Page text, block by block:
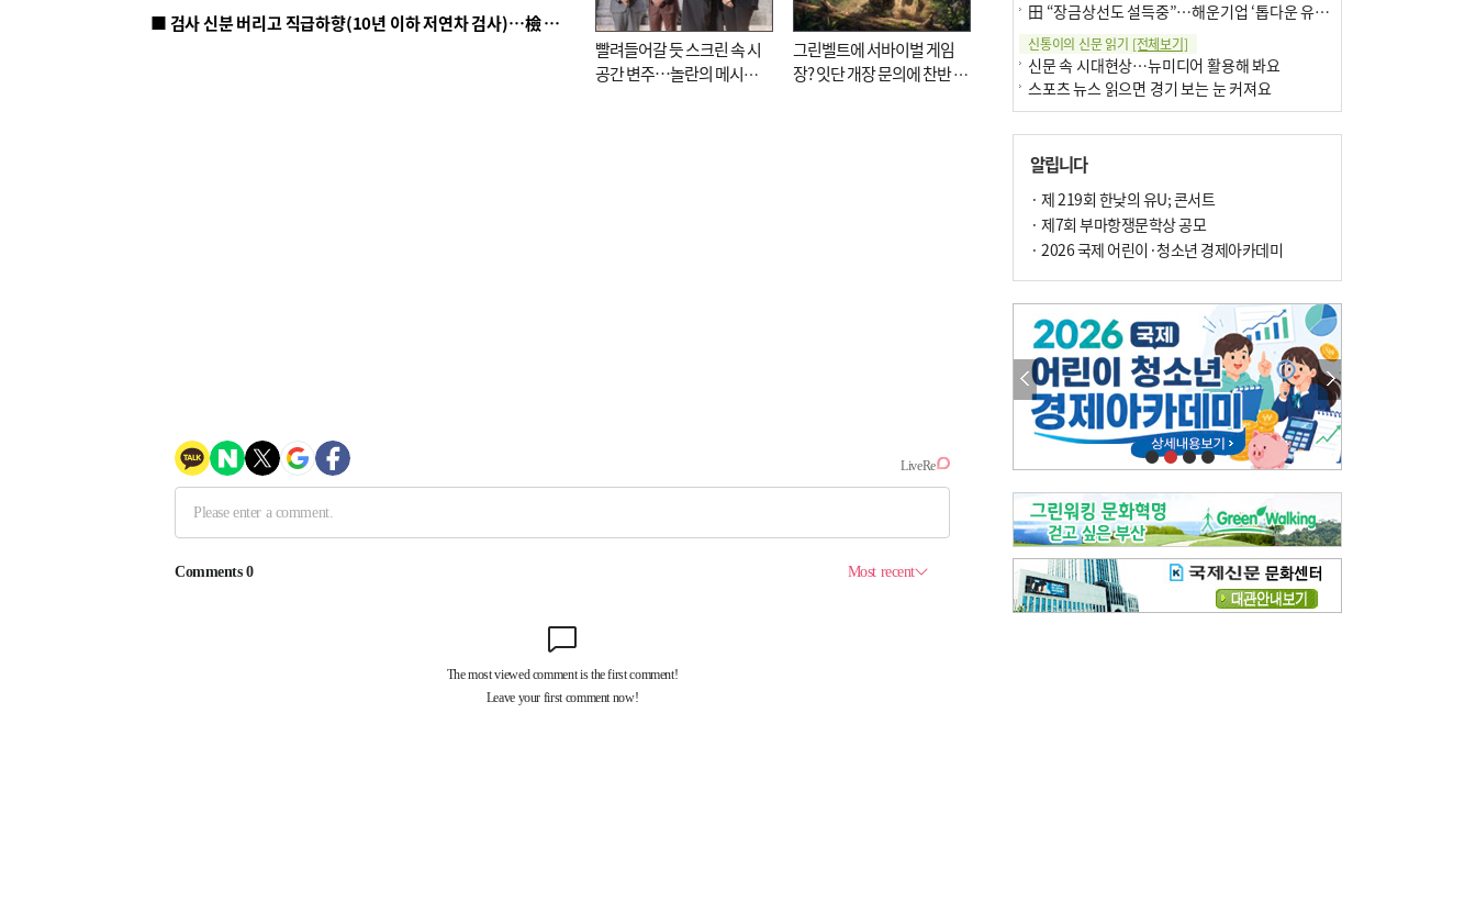
■ 검사 신분 버리고 직급하향(10년 이하 저연차 검사)…檢 중수청행 기피
빨려들어갈 듯 스크린 속 시
공간 변주…놀란의 메시지
그린벨트에 서바이벌 게임
장? 잇단 개장 문의에 찬반 논
田 “장금상선도 설득중”…해운기업 ‘톱다운 유치전’ 가속
신통이의 신문 읽기 [전체보기]
신문 속 시대현상…뉴미디어 활용해 봐요
스포츠 뉴스 읽으면 경기 보는 눈 커져요
구·군 승진 축하화분 관행 없애자니 소상공인 울상
팩트체크[전체보기]
의령 한우산 털중나리
한 손 뉴스[전체보기]
시민이 개발한 폭염 대응 앱 ‘그늘로’ 길안내 지도 등 인기
골목 맛집 발굴 고메 셀렉션…부산시, 페스티벌 시월 연계
오늘의 날씨-[전체보기]
오늘의 날씨- 2026년 8월 7일
오늘의 날씨- 2026년 8월 6일
우리 결혼해요-[전체보기]
우리 결혼해요- 김홍윤·정세빈 커플
알립니다
· 제 219회 한낮의 유U; 콘서트
· 제7회 부마항쟁문학상 공모
· 2026 국제 어린이·청소년 경제아카데미